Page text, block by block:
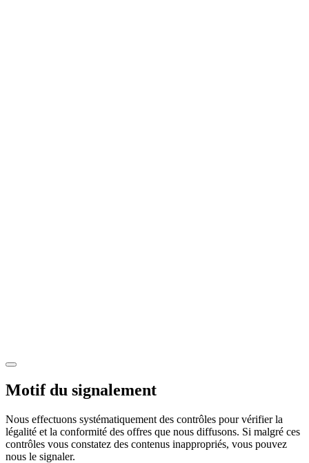
Motif du signalement
Nous effectuons systématiquement des contrôles pour vérifier la
légalité et la conformité des offres que nous diffusons. Si malgré ces
contrôles vous constatez des contenus inappropriés, vous pouvez
nous le signaler.